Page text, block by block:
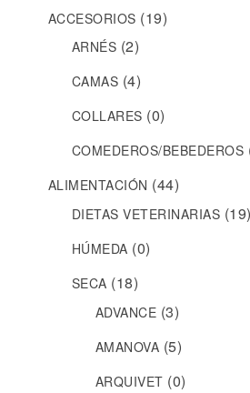
ACCESORIOS (19)
ARNÉS (2)
CAMAS (4)
COLLARES (0)
COMEDEROS/BEBEDEROS
ALIMENTACIÓN (44)
DIETAS VETERINARIAS (19)
HÚMEDA (0)
SECA (18)
ADVANCE (3)
AMANOVA (5)
ARQUIVET (0)